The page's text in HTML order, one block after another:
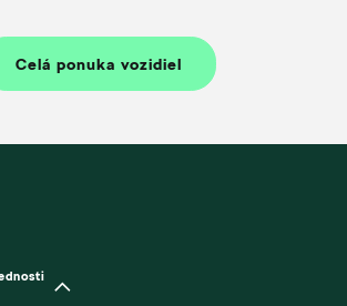
Celá ponuka vozidiel